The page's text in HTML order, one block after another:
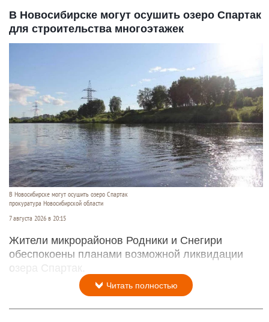
В Новосибирске могут осушить озеро Спартак
для строительства многоэтажек
В Новосибирске могут осушить озеро Спартак
прокуратура Новосибирской области
7 августа 2026 в 20:15
Жители микрорайонов Родники и Снегири
обеспокоены планами возможной ликвидации
озера Спартак.
Читать полностью